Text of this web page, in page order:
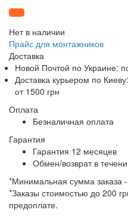
Нет в наличии
Прайс для монтажников
Доставка
Новой Почтой по Украине:
Доставка курьером по
от 1500 грн
Оплата
Безналичная оплата
Гарантия
Гарантия 12 месяцев
Обмен/возврат в
*Минимальная сумма заказа
*Заказы стоимостью до 200
предоплате.